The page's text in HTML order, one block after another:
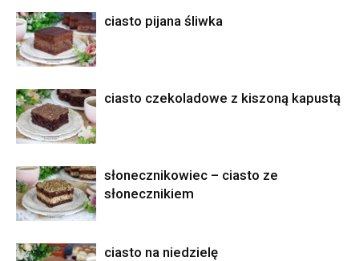
ciasto pijana śliwka
ciasto czekoladowe z kiszoną kapustą
słonecznikowiec – ciasto ze
słonecznikiem
ciasto na niedzielę